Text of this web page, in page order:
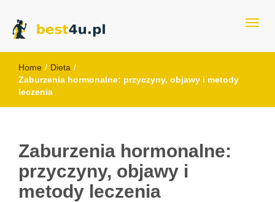
best4u.pl
Home / Dieta /
Zaburzenia hormonalne: przyczyny, objawy i metody
leczenia
Zaburzenia hormonalne:
przyczyny, objawy i
metody leczenia